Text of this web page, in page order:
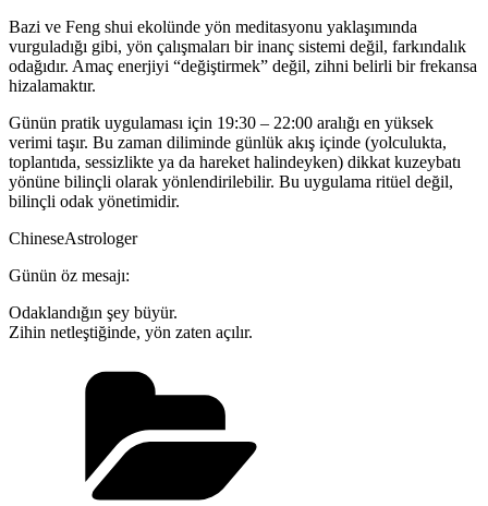
Bazi ve Feng shui ekolünde yön meditasyonu yaklaşımında
vurguladığı gibi, yön çalışmaları bir inanç sistemi değil, farkındalık
odağıdır. Amaç enerjiyi “değiştirmek” değil, zihni belirli bir frekansa
hizalamaktır.
Günün pratik uygulaması için 19:30 – 22:00 aralığı en yüksek
verimi taşır. Bu zaman diliminde günlük akış içinde (yolculukta,
toplantıda, sessizlikte ya da hareket halindeyken) dikkat kuzeybatı
yönüne bilinçli olarak yönlendirilebilir. Bu uygulama ritüel değil,
bilinçli odak yönetimidir.
ChineseAstrologer
Günün öz mesajı:
Odaklandığın şey büyür.
Zihin netleştiğinde, yön zaten açılır.